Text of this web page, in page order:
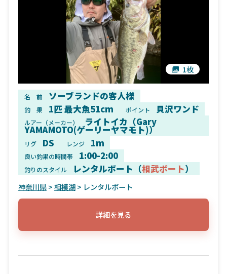
1枚
名 前 ソーブランドの客人様
釣 果 1匹 最大魚51cm ポイント 貝沢ワンド
ルアー（メーカー） ライトイカ（Gary
YAMAMOTO(ゲーリーヤマモト)）
リグ DS レンジ 1m
良い釣果の時間帯 1:00-2:00
釣りのスタイル レンタルボート（相武ボート）
神奈川県>相模湖> レンタルボート
詳細を見る